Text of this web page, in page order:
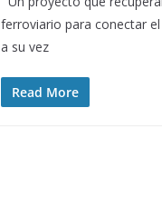
ferroviario para conectar
a su vez
Read More